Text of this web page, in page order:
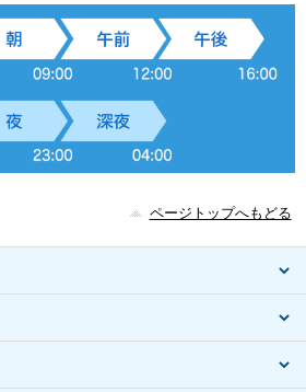
ページトップへもどる